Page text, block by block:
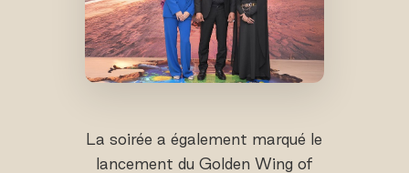
La soirée a également marqué le
lancement du Golden Wing of